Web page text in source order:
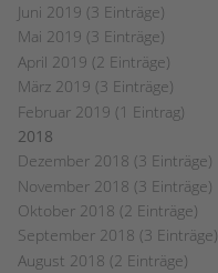
Juni 2019 (3 Einträge)
Mai 2019 (3 Einträge)
April 2019 (2 Einträge)
März 2019 (3 Einträge)
Februar 2019 (1 Eintrag)
2018
Dezember 2018 (3 Einträge)
November 2018 (3 Einträge)
Oktober 2018 (2 Einträge)
September 2018 (3 Einträge)
August 2018 (2 Einträge)